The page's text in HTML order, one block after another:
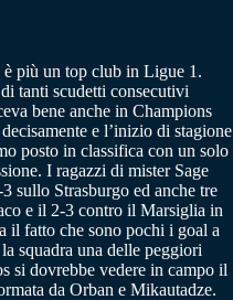
più un top club in Ligue 1.
tanti scudetti consecutivi
bene anche in Champions
e l’inizio di stagione
posto in classifica con un solo
I ragazzi di mister Sage
sullo Strasburgo ed anche tre
e il 2-3 contro il Marsiglia in
il fatto che sono pochi i goal a
squadra una delle peggiori
si dovrebbe vedere in campo il
da Orban e Mikautadze.